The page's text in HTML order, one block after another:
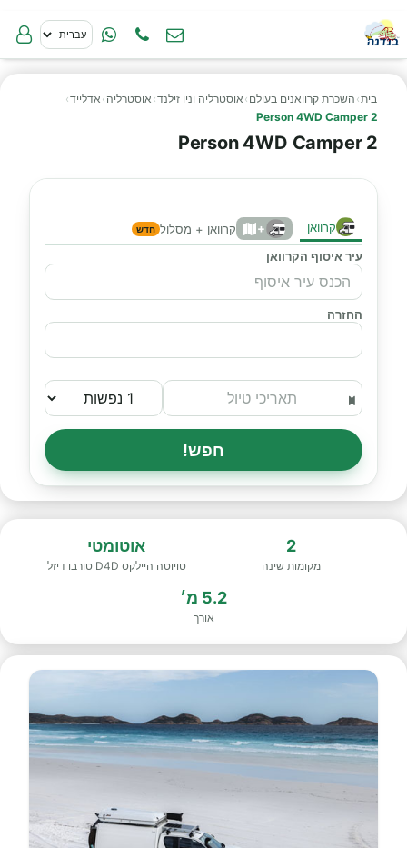
בית› השכרת קרוואנים בעולם › אוסטרליה וניו זילנד› אוסטרליה › אדלייד›
2 Person 4WD Camper
2 Person 4WD Camper
קרוואן + קרוואן + מסלול חדש
עיר איסוף הקרוואן
החזרה
חפש!
2
מקומות שינה
אוטומטי
טויוטה היילקס D4D טורבו דיזל
5.2 מ׳
אורך